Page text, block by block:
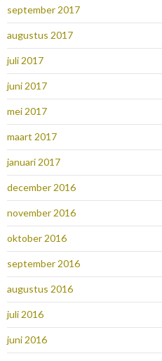
september 2017
augustus 2017
juli 2017
juni 2017
mei 2017
maart 2017
januari 2017
december 2016
november 2016
oktober 2016
september 2016
augustus 2016
juli 2016
juni 2016